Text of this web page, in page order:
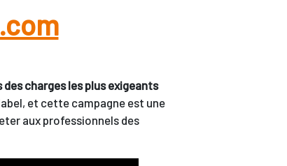
des charges les plus exigeants
et cette campagne est une
aux professionnels des